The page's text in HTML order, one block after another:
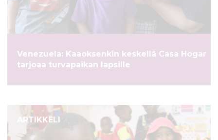
Venezuela: Kaaoksenkin keskellä Casa Hogar
tarjoaa turvapaikan lapsille
ARTIKKELI